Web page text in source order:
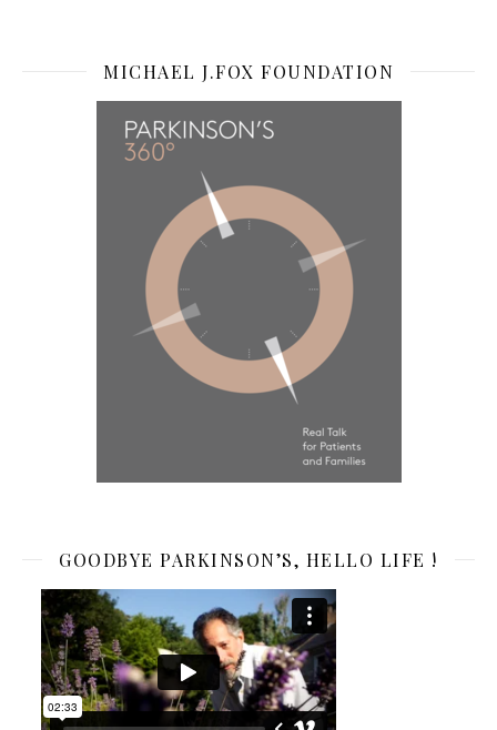
MICHAEL J.FOX FOUNDATION
GOODBYE PARKINSON’S, HELLO LIFE !